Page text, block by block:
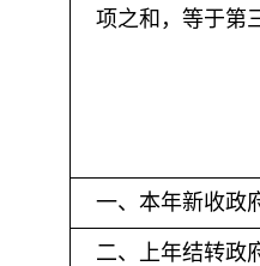
项之和，等于第
一、本年新收政
二、上年结转政